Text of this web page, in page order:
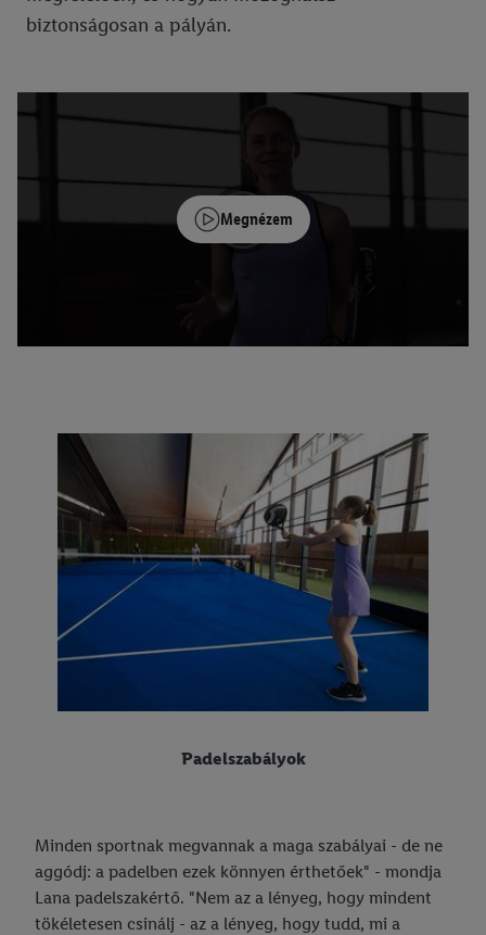
biztonságosan a pályán.
Megnézem
Padelszabályok
Minden sportnak megvannak a maga szabályai - de ne
aggódj: a padelben ezek könnyen érthetőek" - mondja
Lana padelszakértő. "Nem az a lényeg, hogy mindent
tökéletesen csinálj - az a lényeg, hogy tudd, mi a